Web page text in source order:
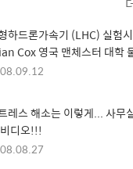
하드론가속기 (LHC) 실험
Cox 영국 맨체스터 대학
수 설명 동영상 (TED)
레스 해소는 이렇게... 사무
디오!!!